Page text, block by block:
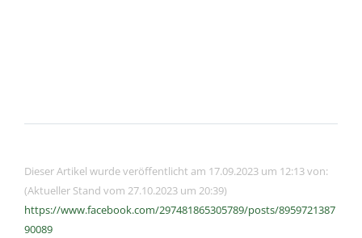
Dieser Artikel wurde veröffentlicht am 17.09.2023 um 12:13 von:
(Aktueller Stand vom 27.10.2023 um 20:39)
https://www.facebook.com/297481865305789/posts/8959721387
90089